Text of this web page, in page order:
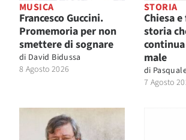
MUSICA
Francesco Guccini.
Promemoria per non
smettere di sognare
di David Bidussa
8 Agosto 2026
STORIA
Chiesa
storia
male
di
7 Agosto